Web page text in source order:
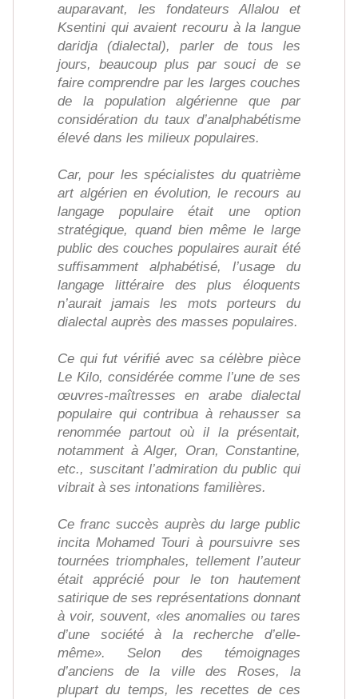
auparavant, les fondateurs Allalou et
Ksentini qui avaient recouru à la langue
daridja (dialectal), parler de tous les
jours, beaucoup plus par souci de se
faire comprendre par les larges couches
de la population algérienne que par
considération du taux d’analphabétisme
élevé dans les milieux populaires.
Car, pour les spécialistes du quatrième
art algérien en évolution, le recours au
langage populaire était une option
stratégique, quand bien même le large
public des couches populaires aurait été
suffisamment alphabétisé, l’usage du
langage littéraire des plus éloquents
n’aurait jamais les mots porteurs du
dialectal auprès des masses populaires.
Ce qui fut vérifié avec sa célèbre pièce
Le Kilo, considérée comme l’une de ses
œuvres-maîtresses en arabe dialectal
populaire qui contribua à rehausser sa
renommée partout où il la présentait,
notamment à Alger, Oran, Constantine,
etc., suscitant l’admiration du public qui
vibrait à ses intonations familières.
Ce franc succès auprès du large public
incita Mohamed Touri à poursuivre ses
tournées triomphales, tellement l’auteur
était apprécié pour le ton hautement
satirique de ses représentations donnant
à voir, souvent, «les anomalies ou tares
d’une société à la recherche d’elle-
même». Selon des témoignages
d’anciens de la ville des Roses, la
plupart du temps, les recettes de ces